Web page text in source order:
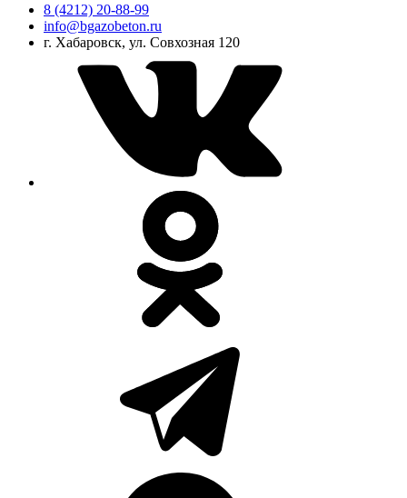
8 (4212) 20-88-99
info@bgazobeton.ru
г. Хабаровск, ул. Совхозная 120